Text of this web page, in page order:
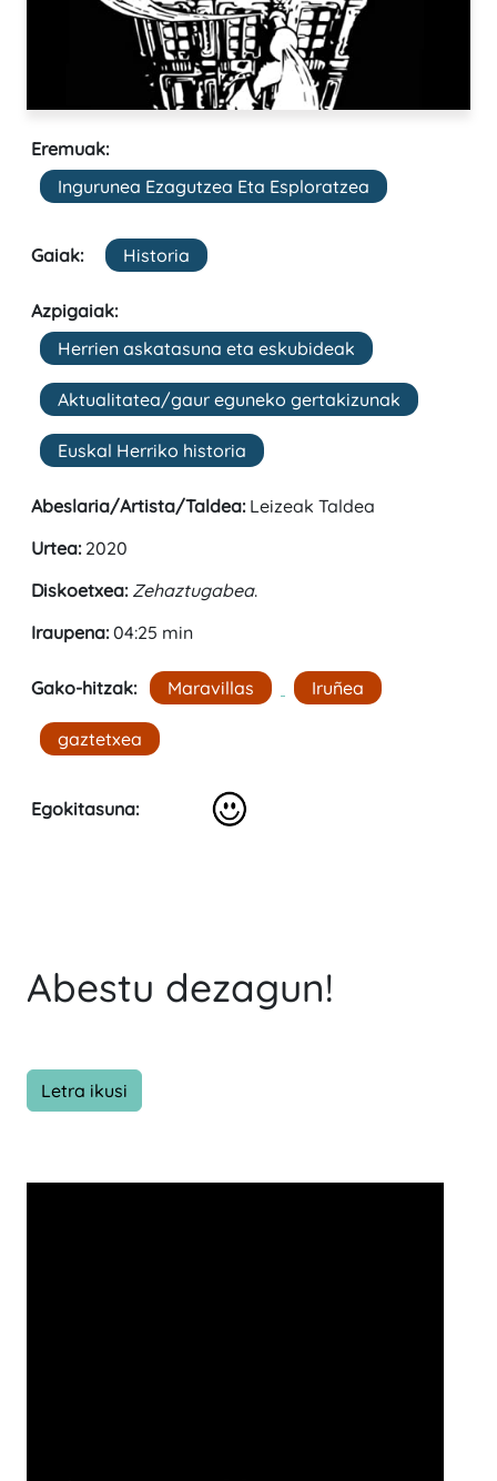
Eremuak:
Ingurunea Ezagutzea Eta Esploratzea
Gaiak: Historia
Azpigaiak:
Herrien askatasuna eta eskubideak
Aktualitatea/gaur eguneko gertakizunak
Euskal Herriko historia
Abeslaria/Artista/Taldea:Leizeak Taldea
Urtea:2020
Diskoetxea: Zehaztugabea.
Iraupena:04:25 min
Gako-hitzak: Maravillas Iruñea
gaztetxea
Egokitasuna:
Abestu dezagun!
Letra ikusi